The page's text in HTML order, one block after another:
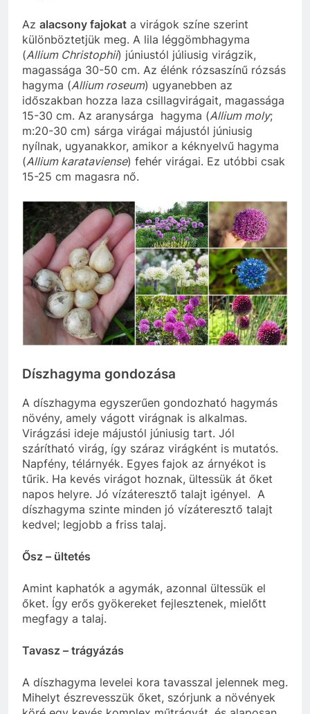
Az alacsony fajokat a virágok színe szerint
különböztetjük meg. A lila léggömbhagyma
(Allium Christophii) júniustól júliusig virágzik,
magassága 30-50 cm. Az élénk rózsaszínű rózsás
hagyma (Allium roseum) ugyanebben az
időszakban hozza laza csillagvirágait, magassága
15-30 cm. Az aranysárga hagyma (Allium moly;
m:20-30 cm) sárga virágai májustól júniusig
nyílnak, ugyanakkor, amikor a kéknyelvű hagyma
(Allium karataviense) fehér virágai. Ez utóbbi csak
15-25 cm magasra nő.
Díszhagyma gondozása
A díszhagyma egyszerűen gondozható hagymás
növény, amely vágott virágnak is alkalmas.
Virágzási ideje májustól júniusig tart. Jól
szárítható virág, így száraz virágként is mutatós.
Napfény, télárnyék. Egyes fajok az árnyékot is
tűrik. Ha kevés virágot hoznak, ültessük át őket
napos helyre. Jó vízáteresztő talajt igényel. A
díszhagyma szinte minden jó vízáteresztő talajt
kedvel; legjobb a friss talaj.
Ősz – ültetés
Amint kaphatók a agymák, azonnal ültessük el
őket. Így erős gyökereket fejlesztenek, mielőtt
megfagy a talaj.
Tavasz – trágyázás
A díszhagyma levelei kora tavasszal jelennek meg.
Mihelyt észrevesszük őket, szórjunk a növények